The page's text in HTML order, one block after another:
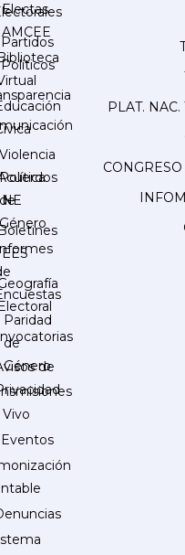
Partidos
Políticos
de
Electas
AMCEE
Violencia
Política
de
Género
Paridad
de
Género
Eventos
PLAT.